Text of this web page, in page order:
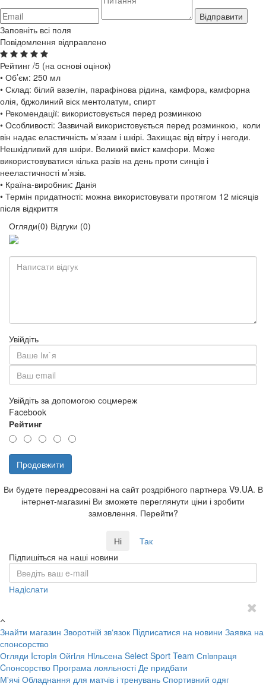
Відправити
Заповніть всі поля
Повідомлення відправлено
Рейтинг /5 (на основі оцінок)
• Об’єм: 250 мл
• Склад: білий вазелін, парафінова рідина, камфора, камфорна
олія, бджолиний віск ментолатум, спирт
• Рекомендації: використовується перед розминкою
• Особливості: Зазвичай використовується перед розминкою, коли
він надає еластичність м’язам і шкірі. Захищає від вітру і негоди.
Нешкідливий для шкіри. Великий вміст камфори. Може
використовуватися кілька разів на день проти синців і
нееластичності м’язів.
• Країна-виробник: Данія
• Термін придатності: можна використовувати протягом 12 місяців
після відкриття
Огляди(0) Відгуки (0)
Увійдіть
Увійдіть за допомогою соцмереж
Facebook
Рейтинг
Продовжити
Ви будете переадресовані на сайт роздрібного партнера V9.UA. В
інтернет-магазині Ви зможете переглянути ціни і зробити
замовлення. Перейти?
Ні
Так
Підпишіться на наші новини
Надiслати
Знайти магазин Зворотній зв‘язок Підписатися на новини Заявка на
спонсорство
Огляди Iсторiя Ойгiля Нiльсена Select Sport Team Спiвпраця
Cпонсорство Програма лояльності Де придбати
М'ячі Обладнання для матчів і тренувань Спортивний одяг